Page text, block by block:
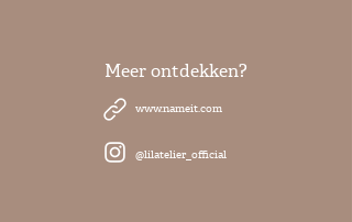
Meer ontdekken?
www.nameit.com
@lilatelier_official